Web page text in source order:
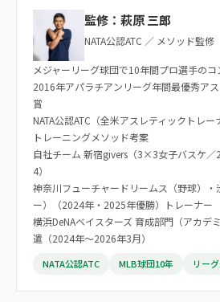
監修：萩原 三郎
NATA公認ATC ／ メソッド監修
メジャーリーグ球団で10年間プロ選手の
2016年アパラチアンリーグ年間最優秀ア
賞
NATA公認ATC（全米アスレティックトレー
トレーニングメソッド考案
自社チーム 新宿givers（3×3女子バスケ／
4）
神奈川フューチャードリームス（野球）・
ー）（2024年・2025年優勝）トレーナー
横浜DeNAベイスターズ 育成部門（アカデ
遣（2024年〜2026年3月）
NATA公認ATC MLB球団10年 リー